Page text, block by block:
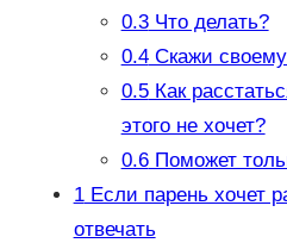
0.3Что делать?
0.4Скажи
0.5Как
этого не хочет?
0.6Поможет
1Если парень хочет
отвечать